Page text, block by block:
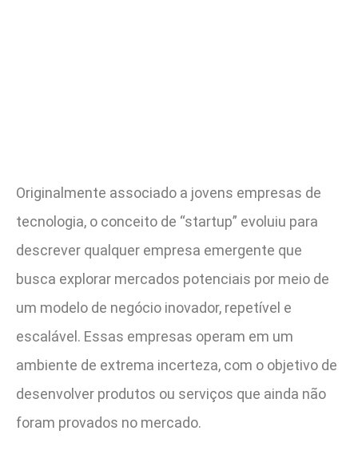
Originalmente associado a jovens empresas de
tecnologia, o conceito de “startup” evoluiu para
descrever qualquer empresa emergente que
busca explorar mercados potenciais por meio de
um modelo de negócio inovador, repetível e
escalável. Essas empresas operam em um
ambiente de extrema incerteza, com o objetivo de
desenvolver produtos ou serviços que ainda não
foram provados no mercado.